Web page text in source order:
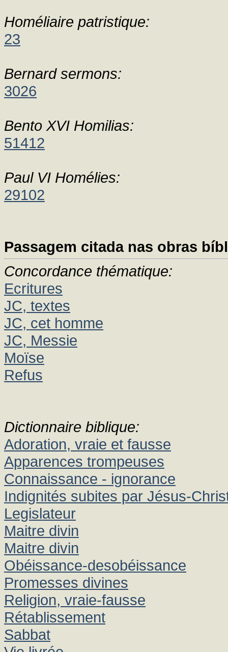
Homéliaire patristique:
23
Bernard sermons:
3026
Bento XVI Homilias:
51412
Paul VI Homélies:
29102
Passagem citada nas obras
Concordance thématique:
Ecritures
JC, textes
JC, cet homme
JC, Messie
Moïse
Refus
Dictionnaire biblique:
Adoration, vraie et fausse
Apparences trompeuses
Connaissance - ignorance
Indignités subites par Jésus-
Legislateur
Maitre divin
Maitre divin
Obéissance-desobéissance
Promesses divines
Religion, vraie-fausse
Rétablissement
Sabbat